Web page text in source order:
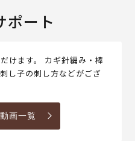
ポート
けます。 カギ針編み・棒
し子の刺し方などがござ
画一覧